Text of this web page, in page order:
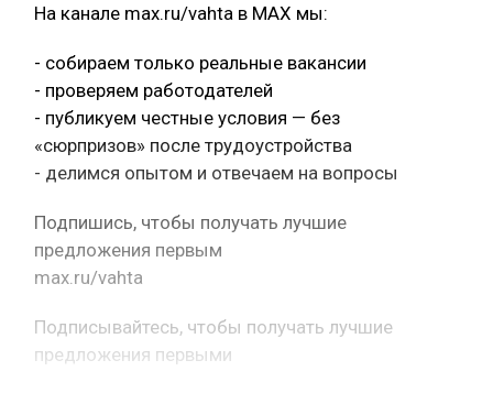
На канале max.ru/vahta в MAX мы:
- собираем только реальные вакансии
- проверяем работодателей
- публикуем честные условия — без
«сюрпризов» после трудоустройства
- делимся опытом и отвечаем на вопросы
Подпишись, чтобы получать лучшие
предложения первым
max.ru/vahta
Подписывайтесь, чтобы получать лучшие
предложения первыми